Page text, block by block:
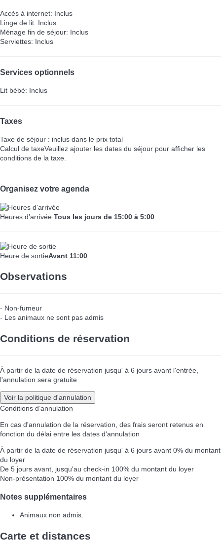
Accès à internet: Inclus
Linge de lit: Inclus
Ménage fin de séjour: Inclus
Serviettes: Inclus
Services optionnels
Lit bébé: Inclus
Taxes
Taxe de séjour : inclus dans le prix total
Calcul de taxeVeuillez ajouter les dates du séjour pour afficher les
conditions de la taxe.
Organisez votre agenda
Heures d’arrivée Tous les jours de 15:00 à 5:00
Heure de sortieAvant 11:00
Observations
- Non-fumeur
- Les animaux ne sont pas admis
Conditions de réservation
À partir de la date de réservation jusqu' à 6 jours avant l'entrée,
l'annulation sera gratuite
Voir la politique d'annulation
Conditions d’annulation
En cas d'annulation de la réservation, des frais seront retenus en
fonction du délai entre les dates d'annulation
À partir de la date de réservation jusqu' à 6 jours avant 0% du montant
du loyer
De 5 jours avant, jusqu'au check-in 100% du montant du loyer
Non-présentation 100% du montant du loyer
Notes supplémentaires
Animaux non admis.
Carte et distances